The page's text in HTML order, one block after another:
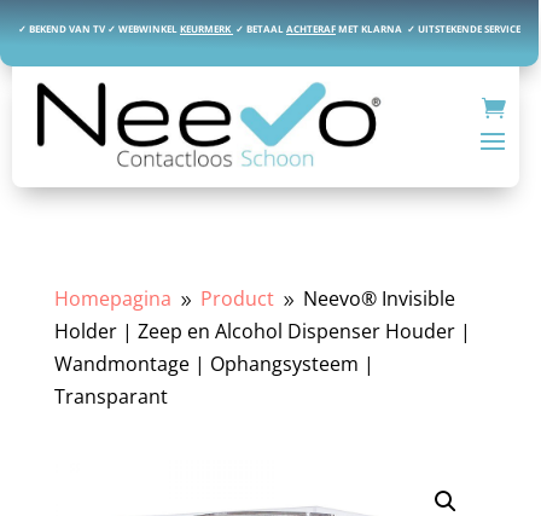
✓ BEKEND VAN TV ✓ WEBWINKEL KEURMERK ✓ BETAAL ACHTERAFMET KLARNA ✓ UITSTEKENDE SERVICE
Homepagina 9 Product 9 Neevo® Invisible
Holder | Zeep en Alcohol Dispenser Houder |
Wandmontage | Ophangsysteem |
Transparant